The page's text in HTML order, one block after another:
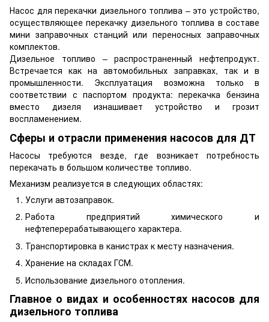
Насос для перекачки дизельного топлива – это устройство,
осуществляющее перекачку дизельного топлива в составе
мини заправочных станций или переносных заправочных
комплектов.
Дизельное топливо – распространенный нефтепродукт.
Встречается как на автомобильных заправках, так и в
промышленности. Эксплуатация возможна только в
соответствии с паспортом продукта: перекачка бензина
вместо дизеля изнашивает устройство и грозит
воспламенением.
Сферы и отрасли применения насосов для ДТ
Насосы требуются везде, где возникает потребность
перекачать в большом количестве топливо.
Механизм реализуется в следующих областях:
Услуги автозаправок.
Работа предприятий химического и
нефтеперерабатывающего характера.
Транспортировка в канистрах к месту назначения.
Хранение на складах ГСМ.
Использование дизельного отопления.
Главное о видах и особенностях насосов для
дизельного топлива